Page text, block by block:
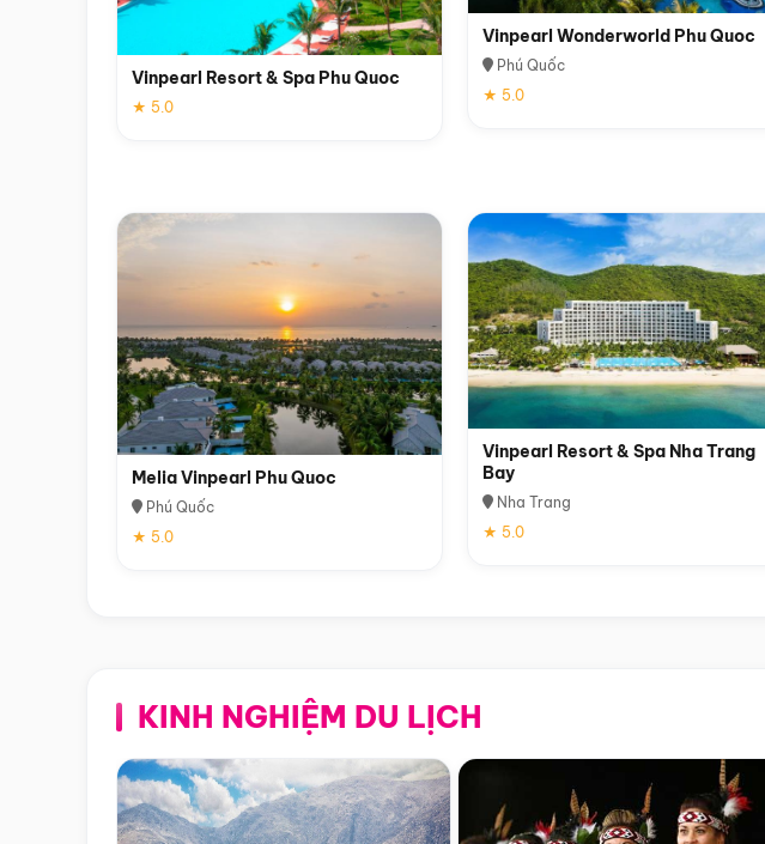
Vinpearl Resort & Spa Phu Quoc
★ 5.0
Vinpearl Wonderworld Phu Quoc
Phú Quốc
★ 5.0
Melia Vinpearl Phu Quoc
Phú Quốc
★ 5.0
Vinpearl Resort & Spa Nha Trang
Bay
Nha Trang
★ 5.0
KINH NGHIỆM DU LỊCH